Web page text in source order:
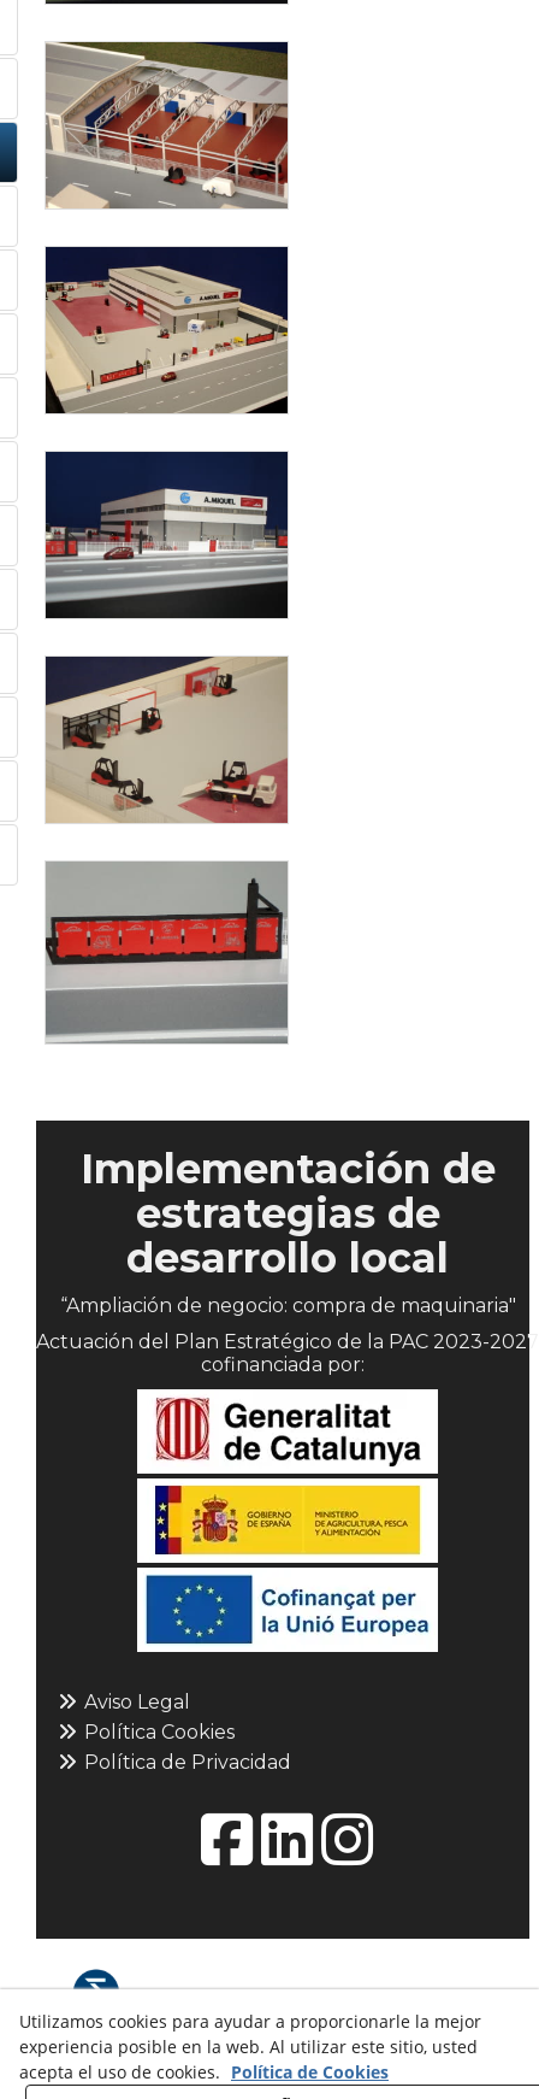
Implementación de
estrategias de
desarrollo local
“Ampliación de negocio: compra de maquinaria"
Actuación del Plan Estratégico de la PAC 2023-2027
cofinanciada por:
Aviso Legal
Política Cookies
Política de Privacidad
© 08/2026 L'ESFERA: Maquetisme i
museografia. - Todos los derechos reservados.
Utilizamos cookies para ayudar a proporcionarle la mejor
experiencia posible en la web. Al utilizar este sitio, usted
acepta el uso de cookies. Política de Cookies